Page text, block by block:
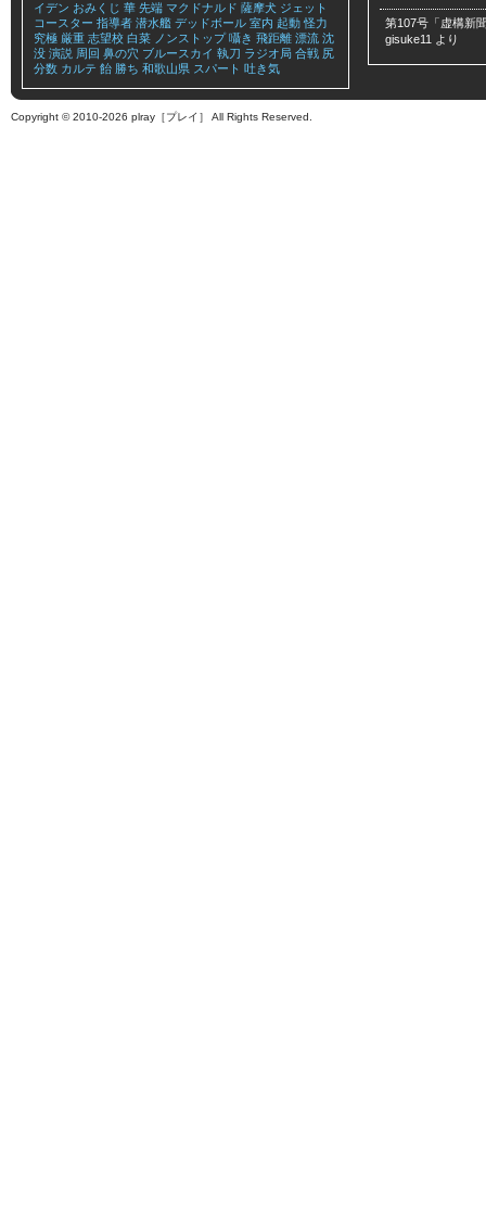
イデン おみくじ 華 先端 マクドナルド 薩摩犬 ジェット
コースター 指導者 潜水艦 デッドボール 室内 起動 怪力
究極 厳重 志望校 白菜 ノンストップ 囁き 飛距離 漂流 沈
没 演説 周回 鼻の穴 ブルースカイ 執刀 ラジオ局 合戦 尻
分数 カルテ 飴 勝ち 和歌山県 スパート 吐き気
第107号「虚構新
gisuke11 より
Copyright © 2010-2026 plray［プレイ］ All Rights Reserved.